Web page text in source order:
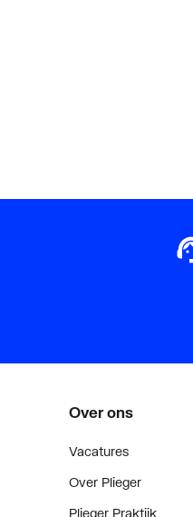
Over ons
Vacatures
Over Plieger
Plieger Praktijk